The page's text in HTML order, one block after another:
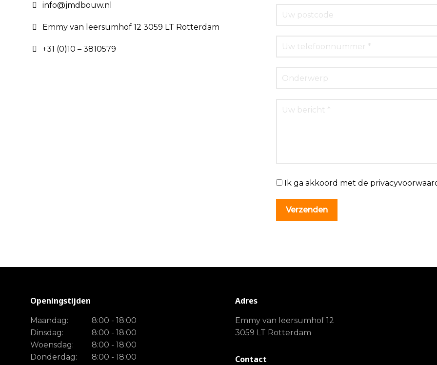
info@jmdbouw.nl
Emmy van leersumhof 12 3059 LT Rotterdam
+31 (0)10 – 3810579
Ik ga akkoord met de
Openingstijden
Maandag:
8:00 - 18:00
Dinsdag:
8:00 - 18:00
Woensdag:
8:00 - 18:00
Donderdag:
8:00 - 18:00
Adres
Emmy van leersumhof 12
3059 LT Rotterdam
Contact